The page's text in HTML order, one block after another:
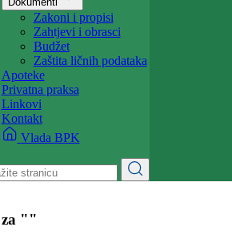
Lista ustanova
Udruženja
Dokumenti
Zakoni i propisi
Zahtjevi i obrasci
Budžet
Zaštita ličnih podataka
Apoteke
Privatna praksa
Linkovi
Kontakt
Vlada BPK